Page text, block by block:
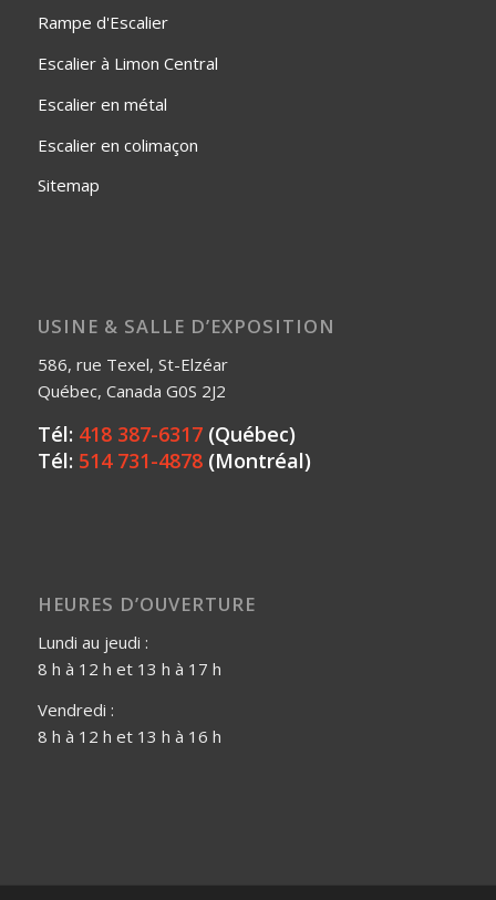
Rampe d'Escalier
Escalier à Limon Central
Escalier en métal
Escalier en colimaçon
Sitemap
USINE & SALLE D’EXPOSITION
586, rue Texel, St-Elzéar
Québec, Canada G0S 2J2
Tél: 418 387-6317(Québec)
Tél: 514 731-4878(Montréal)
HEURES D’OUVERTURE
Lundi au jeudi :
8 h à 12 h et 13 h à 17 h
Vendredi :
8 h à 12 h et 13 h à 16 h